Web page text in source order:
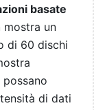
basate
mostra un
di 60 dischi
di dati